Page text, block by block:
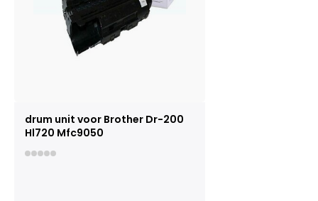
drum unit voor Brother Dr-200
Hl720 Mfc9050